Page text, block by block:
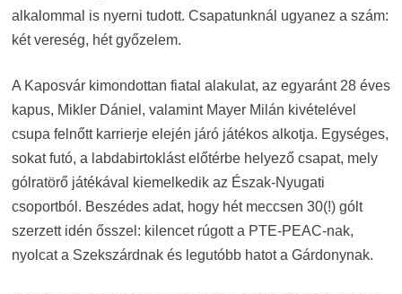
alkalommal is nyerni tudott. Csapatunknál ugyanez a szám:
két vereség, hét győzelem.
A Kaposvár kimondottan fiatal alakulat, az egyaránt 28 éves
kapus, Mikler Dániel, valamint Mayer Milán kivételével
csupa felnőtt karrierje elején járó játékos alkotja. Egységes,
sokat futó, a labdabirtoklást előtérbe helyező csapat, mely
gólratörő játékával kiemelkedik az Észak-Nyugati
csoportból. Beszédes adat, hogy hét meccsen 30(!) gólt
szerzett idén ősszel: kilencet rúgott a PTE-PEAC-nak,
nyolcat a Szekszárdnak és legutóbb hatot a Gárdonynak.